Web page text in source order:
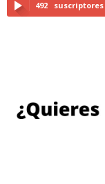
492 suscriptores